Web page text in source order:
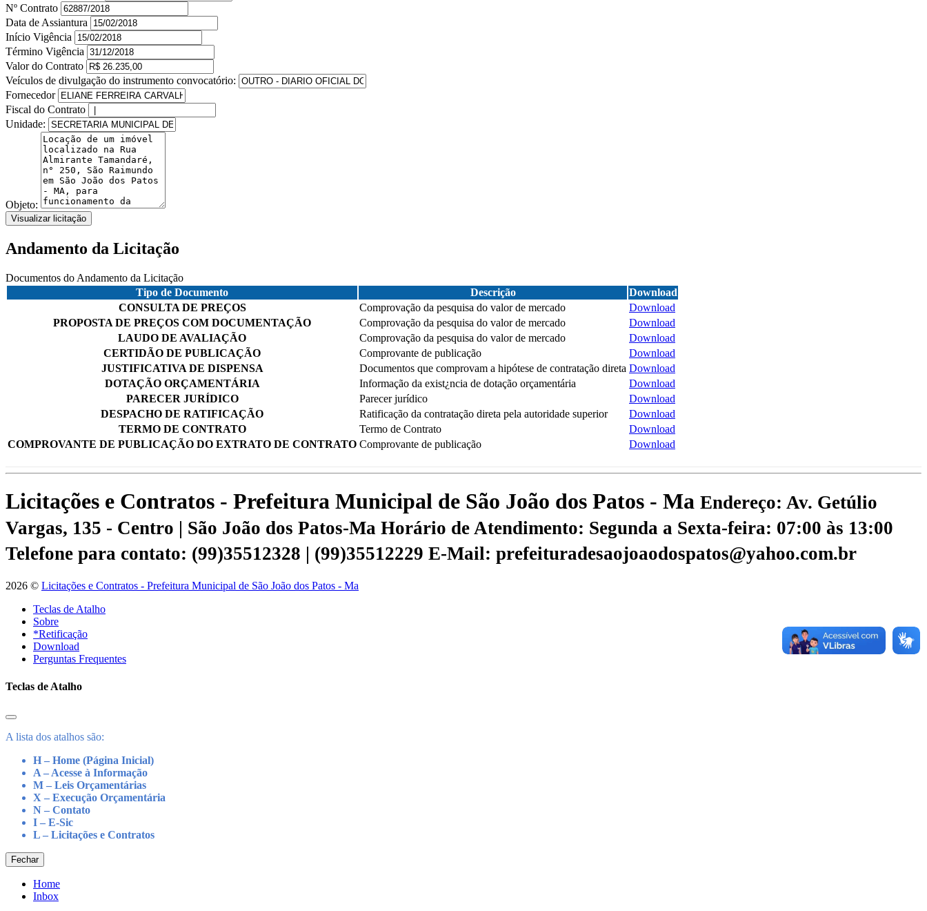
Nº Contrato
Data de Assiantura
Início Vigência
Término Vigência
Valor do Contrato
Veículos de divulgação do instrumento convocatório:
Fornecedor
Fiscal do Contrato
Unidade:
Objeto:
Visualizar licitação
Andamento da Licitação
Documentos do Andamento da Licitação
Tipo de Documento
Descrição
Download
CONSULTA DE PREÇOS
Comprovação da pesquisa do valor de mercado
Download
PROPOSTA DE PREÇOS COM DOCUMENTAÇÃO
Comprovação da pesquisa do valor de mercado
Download
LAUDO DE AVALIAÇÃO
Comprovação da pesquisa do valor de mercado
Download
CERTIDÃO DE PUBLICAÇÃO
Comprovante de publicação
Download
JUSTIFICATIVA DE DISPENSA
Documentos que comprovam a hipótese de contratação direta Download
DOTAÇÃO ORÇAMENTÁRIA
Informação da exist¿ncia de dotação orçamentária
Download
PARECER JURÍDICO
Parecer jurídico
Download
DESPACHO DE RATIFICAÇÃO
Ratificação da contratação direta pela autoridade superior
Download
TERMO DE CONTRATO
Termo de Contrato
Download
COMPROVANTE DE PUBLICAÇÃO DO EXTRATO DE CONTRATO Comprovante de publicação Download
Licitações e Contratos - Prefeitura Municipal de São João dos Patos - Ma Endereço: Av. Getúlio
Vargas, 135 - Centro | São João dos Patos-Ma Horário de Atendimento: Segunda a Sexta-feira: 07:00 às 13:00
Telefone para contato: (99)35512328 | (99)35512229 E-Mail: prefeituradesaojoaodospatos@yahoo.com.br
2026 © Licitações e Contratos - Prefeitura Municipal de São João dos Patos - Ma
Teclas de Atalho
Sobre
*Retificação
Download
Perguntas Frequentes
Teclas de Atalho
A lista dos atalhos são:
H – Home (Página Inicial)
A – Acesse à Informação
M – Leis Orçamentárias
X – Execução Orçamentária
N – Contato
I – E-Sic
L – Licitações e Contratos
Fechar
Home
Inbox